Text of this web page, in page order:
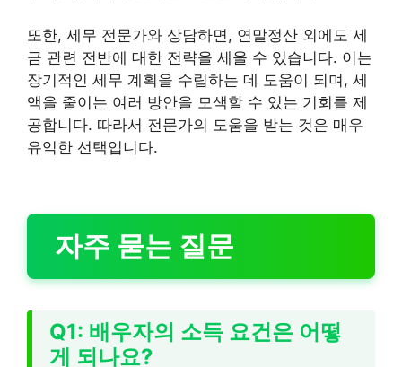
또한, 세무 전문가와 상담하면, 연말정산 외에도 세
금 관련 전반에 대한 전략을 세울 수 있습니다. 이는
장기적인 세무 계획을 수립하는 데 도움이 되며, 세
액을 줄이는 여러 방안을 모색할 수 있는 기회를 제
공합니다. 따라서 전문가의 도움을 받는 것은 매우
유익한 선택입니다.
자주 묻는 질문
Q1: 배우자의 소득 요건은 어떻
게 되나요?